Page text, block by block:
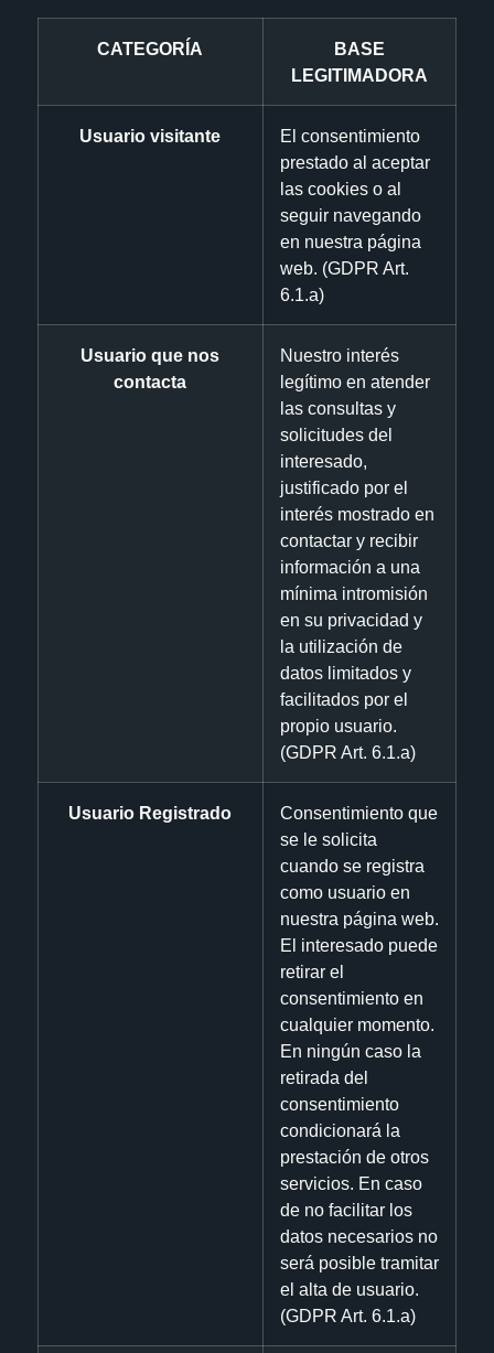
CATEGORÍA
BASE
LEGITIMADORA
Usuario visitante
El consentimiento
prestado al aceptar
las cookies o al
seguir navegando
en nuestra página
web. (GDPR Art.
6.1.a)
Usuario que nos
contacta
Nuestro interés
legítimo en atender
las consultas y
solicitudes del
interesado,
justificado por el
interés mostrado en
contactar y recibir
información a una
mínima intromisión
en su privacidad y
la utilización de
datos limitados y
facilitados por el
propio usuario.
(GDPR Art. 6.1.a)
Usuario Registrado
Consentimiento que
se le solicita
cuando se registra
como usuario en
nuestra página web.
El interesado puede
retirar el
consentimiento en
cualquier momento.
En ningún caso la
retirada del
consentimiento
condicionará la
prestación de otros
servicios. En caso
de no facilitar los
datos necesarios no
será posible tramitar
el alta de usuario.
(GDPR Art. 6.1.a)